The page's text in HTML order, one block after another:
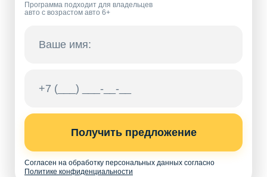
Программа подходит для владельцев
авто с возрастом авто 6+
Получить предложение
Согласен на обработку персональных данных согласно
Политике конфиденциальности